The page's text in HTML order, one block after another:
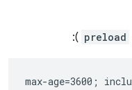
preload
):